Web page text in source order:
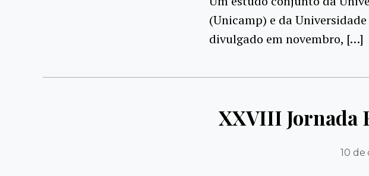
(Unicamp) e da
divulgado em novembro, […]
XXVIII Jornada
10